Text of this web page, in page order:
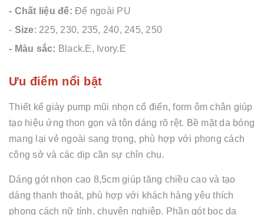
- Chất liệu đế: Đế ngoài PU
- Size: 225, 230, 235, 240, 245, 250
- Màu sắc: Black.E, Ivory.E
Ưu điểm nổi bật
Thiết kế giày pump mũi nhọn cổ điển, form ôm chân giúp
tạo hiệu ứng thon gọn và tôn dáng rõ rệt. Bề mặt da bóng
mang lại vẻ ngoài sang trọng, phù hợp với phong cách
công sở và các dịp cần sự chỉn chu.
Dáng gót nhọn cao 8,5cm giúp tăng chiều cao và tạo
dáng thanh thoát, phù hợp với khách hàng yêu thích
phong cách nữ tính, chuyên nghiệp. Phần gót bọc da